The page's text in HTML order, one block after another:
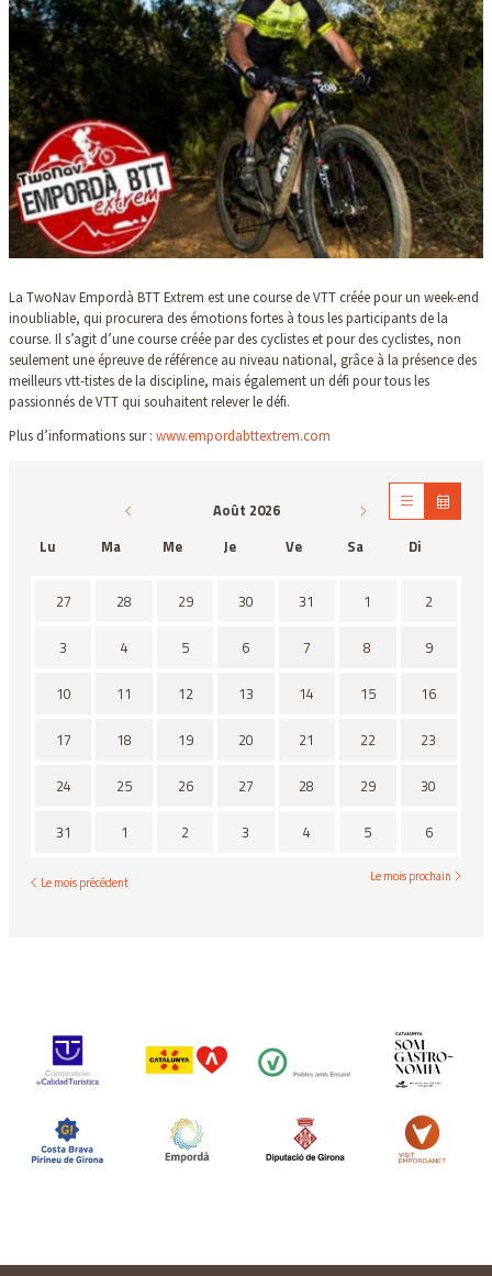
La TwoNav Empordà BTT Extrem est une course de VTT créée pour un week-end
inoubliable, qui procurera des émotions fortes à tous les participants de la
course. Il s’agit d’une course créée par des cyclistes et pour des cyclistes, non
seulement une épreuve de référence au niveau national, grâce à la présence des
meilleurs vtt-tistes de la discipline, mais également un défi pour tous les
passionnés de VTT qui souhaitent relever le défi.
Plus d’informations sur : www.empordabttextrem.com
Août 2026
Lu
Ma Me Je Ve Sa Di
Il n'y a aucune activité ce mois-ci
27 28 29 30 31 1 2
3 4 5 6 7 8 9
10 11 12 13 14 15 16
17 18 19 20 21 22 23
24 25 26 27 28 29 30
31 1 2 3 4 5 6
Le mois précédent Le mois prochain